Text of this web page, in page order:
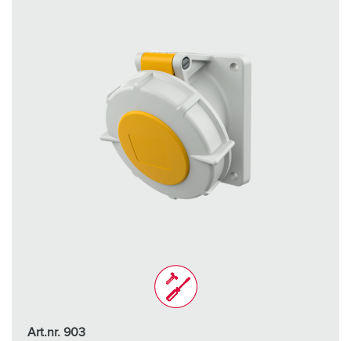
Art.nr. 903